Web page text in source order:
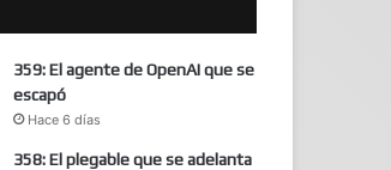
359: El agente de OpenAI que se
escapó
Hace 6 días
358: El plegable que se adelanta